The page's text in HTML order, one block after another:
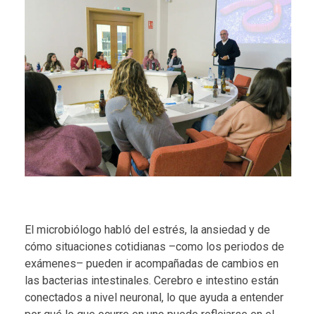
El microbiólogo habló del estrés, la ansiedad y de
cómo situaciones cotidianas –como los periodos de
exámenes– pueden ir acompañadas de cambios en
las bacterias intestinales. Cerebro e intestino están
conectados a nivel neuronal, lo que ayuda a entender